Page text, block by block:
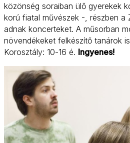
közönség soraiban ülő gyerekek
korú fiatal művészek -, részben a
adnak koncerteket. A műsorban
növendékeket felkészítő tanárok
Korosztály: 10-16 é. Ingyenes!